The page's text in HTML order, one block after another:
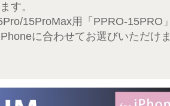
す。
15ProMax用「PPRO-15PRO」
に合わせてお選びいただけま